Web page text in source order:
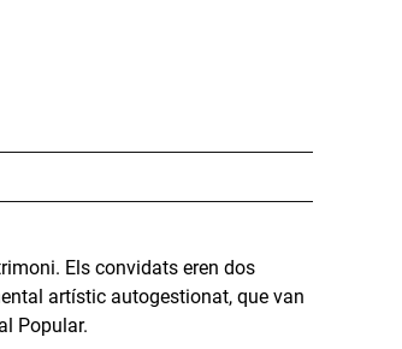
Els convidats eren dos
artístic autogestionat, que van
Popular.